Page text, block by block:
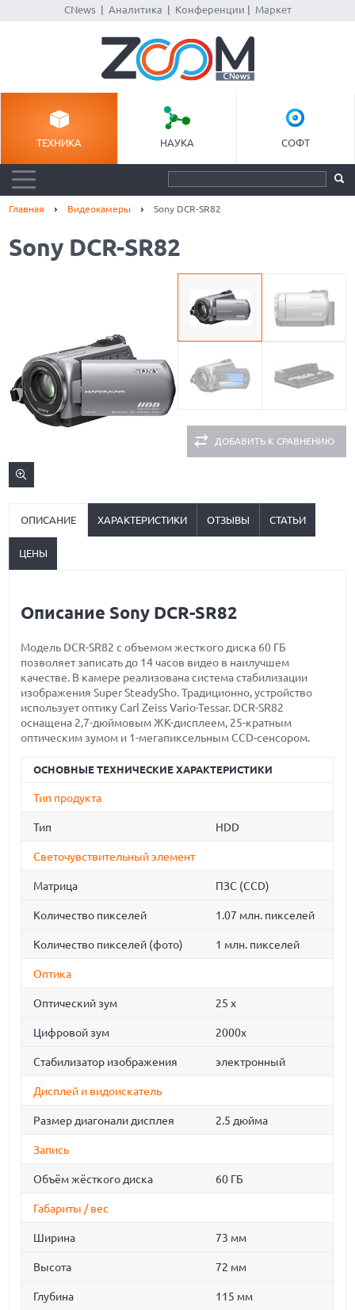
CNews| Аналитика Конференции Маркет
ТЕХНИКА НАУКА СОФТ
Главная Видеокамеры Sony DCR-SR82
Sony DCR-SR82
ДОБАВИТЬ К СРАВНЕНИЮ
ОПИСАНИЕ ХАРАКТЕРИСТИКИ ОТЗЫВЫ СТАТЬИ
ЦЕНЫ
Описание Sony DCR-SR82
Модель DCR-SR82 с объемом жесткого диска 60 ГБ
позволяет записать до 14 часов видео в наилучшем
качестве. В камере реализована система стабилизации
изображения Super SteadySho. Традиционно, устройство
использует оптику Carl Zeiss Vario-Tessar. DCR-SR82
оснащена 2,7-дюймовым ЖК-дисплеем, 25-кратным
оптическим зумом и 1-мегапиксельным CCD-сенсором.
ОСНОВНЫЕ ТЕХНИЧЕСКИЕ ХАРАКТЕРИСТИКИ
Тип продукта
Тип HDD
Светочувствительный элемент
Матрица ПЗС (CCD)
Количество пикселей 1.07 млн. пикселей
Количество пикселей (фото) 1 млн. пикселей
Оптика
Оптический зум 25 x
Цифровой зум 2000x
Стабилизатор изображения электронный
Дисплей и видоискатель
Размер диагонали дисплея 2.5 дюйма
Запись
Объём жёсткого диска 60 ГБ
Габариты / вес
Ширина 73 мм
Высота 72 мм
Глубина 115 мм